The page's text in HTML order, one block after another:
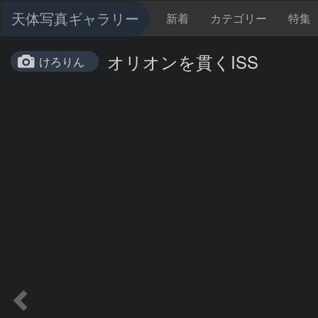
天体写真ギャラリー 新着 カテゴリー 特集
けろりん オリオンを貫くISS